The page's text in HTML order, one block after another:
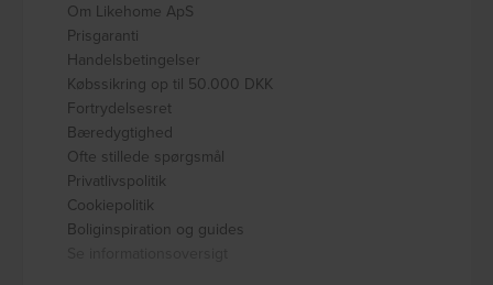
Om Likehome ApS
Prisgaranti
Handelsbetingelser
Købssikring op til 50.000 DKK
Fortrydelsesret
Bæredygtighed
Ofte stillede spørgsmål
Privatlivspolitik
Cookiepolitik
Boliginspiration og guides